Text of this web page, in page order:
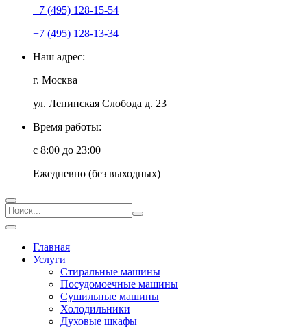
+7 (495) 128-15-54
+7 (495) 128-13-34
Наш адрес:
г. Москва
ул. Ленинская Слобода д. 23
Время работы:
с 8:00 до 23:00
Ежедневно (без выходных)
Главная
Услуги
Стиральные машины
Посудомоечные машины
Сушильные машины
Холодильники
Духовые шкафы